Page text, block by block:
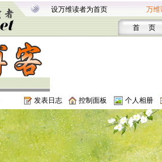
设万维读者为首页 万维
首 页
发表日志 控制面板 个人相册